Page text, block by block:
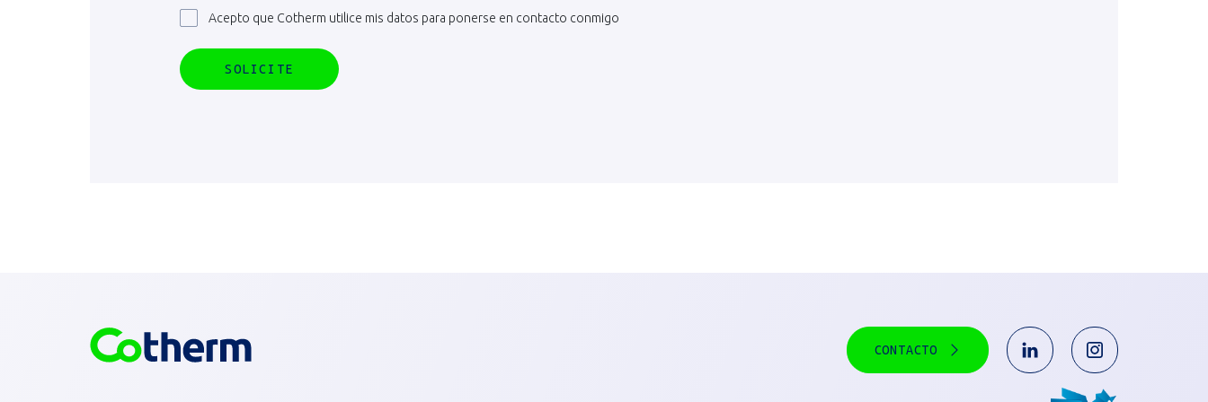
Acepto que Cotherm utilice mis datos para ponerse en contacto conmigo
CONTACTO